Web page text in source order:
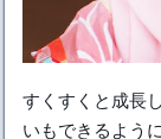
すくすくと成長
いもできるよう